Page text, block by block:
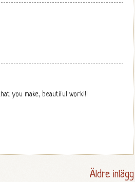
you make, beautiful work!!!
Äldre inlägg